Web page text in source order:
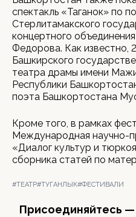
спектакль «Таганок» по
Стерлитамакского
концертного
Федорова. Как известно,
Башкирского
театра драмы имени
Республики
поэта Башкортостана
Кроме того, в рамках
Международная научно-
«Диалог культур и
сборника статей по
#ТЕАТР#ТУГАНЛЫК#ФЕСТИВАЛИ
Присоединяйтесь